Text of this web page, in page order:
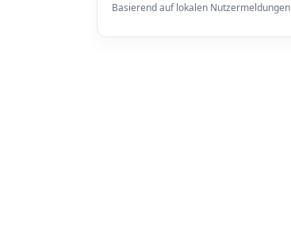
Basierend auf lokalen